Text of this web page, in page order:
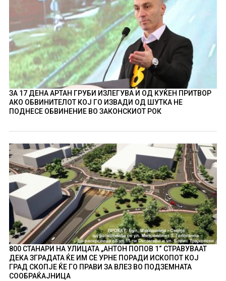
ЗА 17 ДЕНА АРТАН ГРУБИ ИЗЛЕГУВА И ОД КУЌЕН ПРИТВОР
АКО ОБВИНИТЕЛОТ КОЈ ГО ИЗВАДИ ОД ШУТКА НЕ
ПОДНЕСЕ ОБВИНЕНИЕ ВО ЗАКОНСКИОТ РОК
800 СТАНАРИ НА УЛИЦАТА „АНТОН ПОПОВ 1“ СТРАВУВААТ
ДЕКА ЗГРАДАТА ЌЕ ИМ СЕ УРНЕ ПОРАДИ ИСКОПОТ КОЈ
ГРАД СКОПЈЕ ЌЕ ГО ПРАВИ ЗА ВЛЕЗ ВО ПОДЗЕМНАТА
СООБРАЌАЈНИЦА